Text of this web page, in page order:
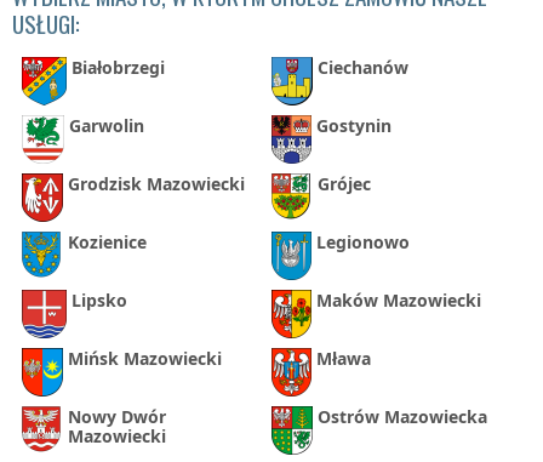
USŁUGI:
Białobrzegi Ciechanów
Garwolin Gostynin
Grodzisk Mazowiecki Grójec
Kozienice Legionowo
Lipsko Maków Mazowiecki
Mińsk Mazowiecki Mława
Nowy Dwór
Mazowiecki
Ostrów Mazowiecka